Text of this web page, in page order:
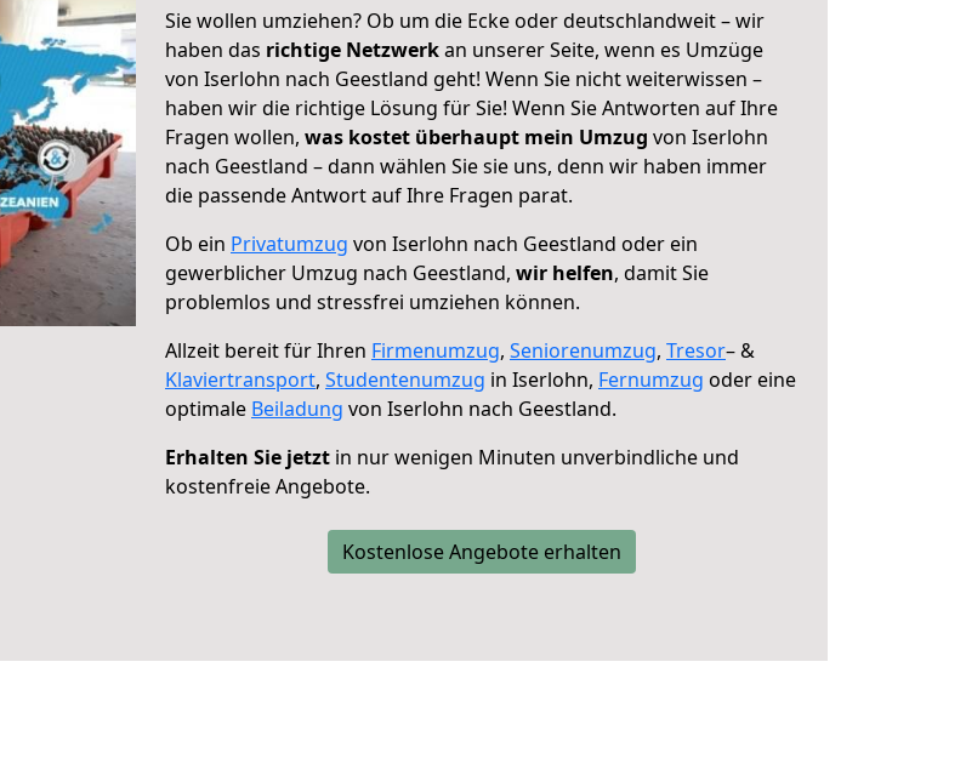
Sie wollen umziehen? Ob um die Ecke oder deutschlandweit – wir
haben das richtige Netzwerkan unserer Seite, wenn es Umzüge
von Iserlohn nach Geestland geht! Wenn Sie nicht weiterwissen –
haben wir die richtige Lösung für Sie! Wenn Sie Antworten auf Ihre
Fragen wollen, was kostet überhaupt mein Umzug von Iserlohn
nach Geestland – dann wählen Sie sie uns, denn wir haben immer
die passende Antwort auf Ihre Fragen parat.
Ob ein Privatumzug von Iserlohn nach Geestland oder ein
gewerblicher Umzug nach Geestland, wir helfen, damit Sie
problemlos und stressfrei umziehen können.
Allzeit bereit für Ihren Firmenumzug, Seniorenumzug, Tresor– &
Klaviertransport, Studentenumzug in Iserlohn, Fernumzug oder eine
optimale Beiladung von Iserlohn nach Geestland.
Erhalten Sie jetzt in nur wenigen Minuten unverbindliche und
kostenfreie Angebote.
Kostenlose Angebote erhalten